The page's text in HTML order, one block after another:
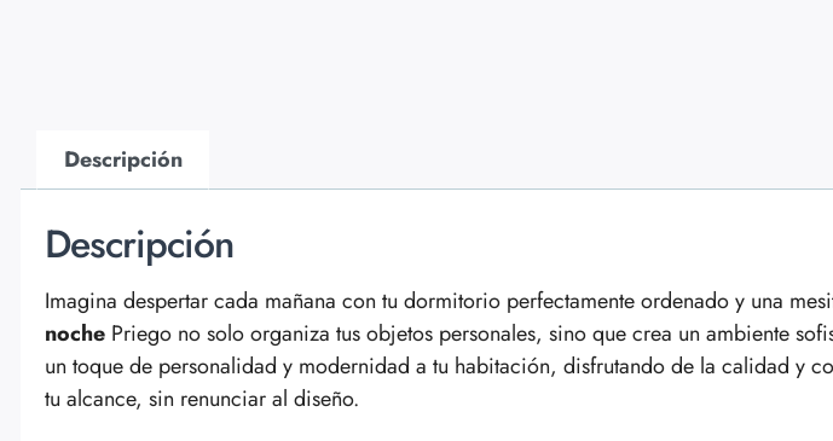
Descripción
Descripción
Imagina despertar cada mañana con tu dormitorio perfectamente ordenado y una
noche Priego no solo organiza tus objetos personales, sino que crea un ambiente
un toque de personalidad y modernidad a tu habitación, disfrutando de la calidad y
tu alcance, sin renunciar al diseño.